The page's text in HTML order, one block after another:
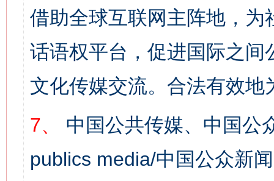
借助全球互联网主阵地，
话语权平台，促进国际之
文化传媒交流。合法有效地
7、
中国公共传媒、中国公
publics media/中国公众新